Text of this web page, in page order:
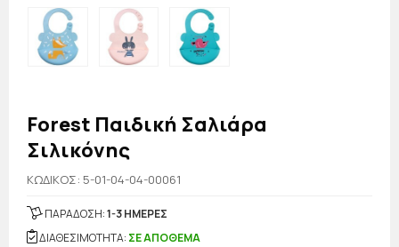
Forest Παιδική Σαλιάρα
Σιλικόνης
KΩΔΙΚΟΣ: 5-01-04-04-00061
ΠΑΡΑΔΟΣΗ:1-3 ΗΜΕΡΕΣ
ΔΙΑΘΕΣΙΜΟΤΗΤΑ: ΣΕ ΑΠΟΘΕΜΑ